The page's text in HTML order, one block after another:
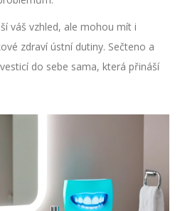
váš vzhled, ale mohou mít i
zdraví ústní dutiny. Sečteno a
do sebe sama, která přináší